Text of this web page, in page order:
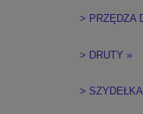
> PRZĘDZA
> DRUTY »
>